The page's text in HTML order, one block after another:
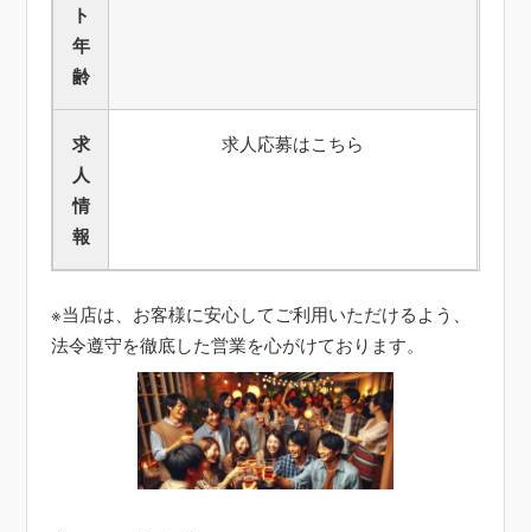
ト
年
齢
求
人
情
報
求人応募はこちら
※当店は、お客様に安心してご利用いただけるよう、
法令遵守を徹底した営業を心がけております。